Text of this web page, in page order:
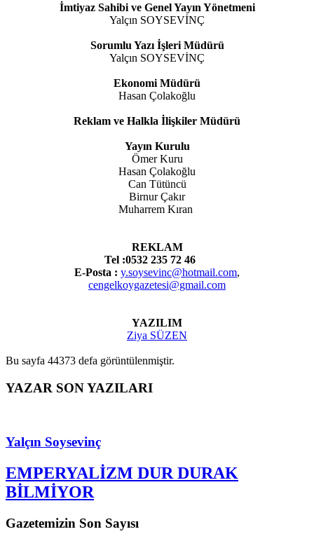
İmtiyaz Sahibi ve Genel Yayın Yönetmeni
Yalçın SOYSEVİNÇ
Sorumlu Yazı İşleri Müdürü
Yalçın SOYSEVİNÇ
Ekonomi Müdürü
Hasan Çolakoğlu
Reklam ve Halkla İlişkiler Müdürü
Yayın Kurulu
Ömer Kuru
Hasan Çolakoğlu
Can Tütüncü
Birnur Çakır
Muharrem Kıran
REKLAM
Tel :0532 235 72 46
E-Posta : y.soysevinc@hotmail.com,
cengelkoygazetesi@gmail.com
YAZILIM
Ziya SÜZEN
Bu sayfa 44373 defa görüntülenmiştir.
YAZAR SON YAZILARI
Yalçın Soysevinç
EMPERYALİZM DUR DURAK
BİLMİYOR
Gazetemizin Son Sayısı